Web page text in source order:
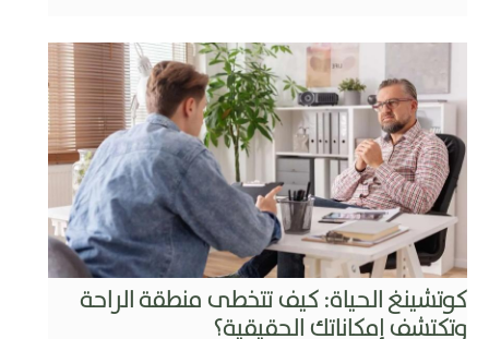
كوتشينغ الحياة: كيف تتخطى منطقة الراحة
وتكتشف إمكاناتك الحقيقية؟